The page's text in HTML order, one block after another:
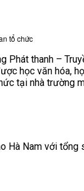
tổ chức
thanh –
học văn hóa,
tại nhà trường
Hà Nam với